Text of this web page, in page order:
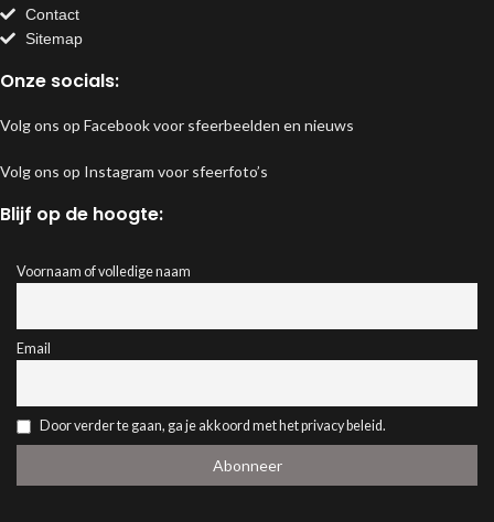
Contact
Sitemap
Onze socials:
Volg ons op Facebook voor sfeerbeelden en nieuws
Volg ons op Instagram voor sfeerfoto’s
Blijf op de hoogte:
Voornaam of volledige naam
Email
Door verder te gaan, ga je akkoord met het privacy beleid.